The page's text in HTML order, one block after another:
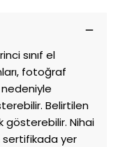
sınıf el
fotoğraf
nedeniyle
Belirtilen
gösterebilir. Nihai
sertifikada yer